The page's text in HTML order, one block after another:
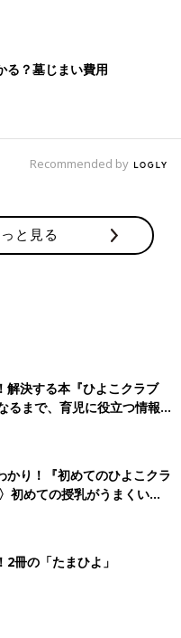
る？墓じまい費用
Recommended by
と見る
解決する本『ひよこクラブ
まで、育児に役立つ情報が
かり！『初めてのひよこクラ
初めての授乳がうまくい
基本と夏のトラブル 解決テ
冊の「たまひよ」